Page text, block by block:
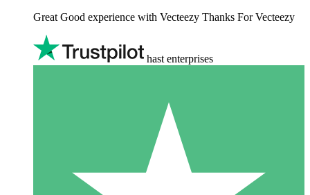
Great Good experience with Vecteezy Thanks For Vecteezy
hast enterprises